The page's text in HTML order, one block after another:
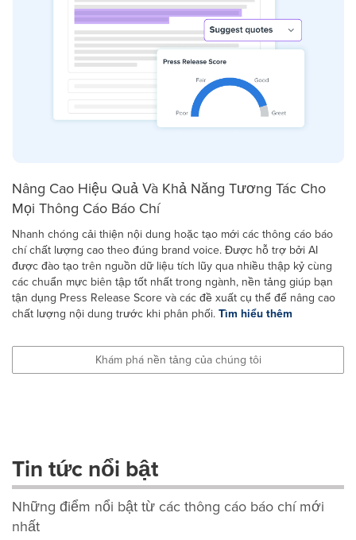
Nâng Cao Hiệu Quả Và Khả Năng Tương Tác Cho
Mọi Thông Cáo Báo Chí
Nhanh chóng cải thiện nội dung hoặc tạo mới các thông cáo báo
chí chất lượng cao theo đúng brand voice. Được hỗ trợ bởi AI
được đào tạo trên nguồn dữ liệu tích lũy qua nhiều thập kỷ cùng
các chuẩn mực biên tập tốt nhất trong ngành, nền tảng giúp bạn
tận dụng Press Release Score và các đề xuất cụ thể để nâng cao
chất lượng nội dung trước khi phân phối.Tìm hiểu thêm
Khám phá nền tảng của chúng tôi
Tin tức nổi bật
Những điểm nổi bật từ các thông cáo báo chí mới
nhất